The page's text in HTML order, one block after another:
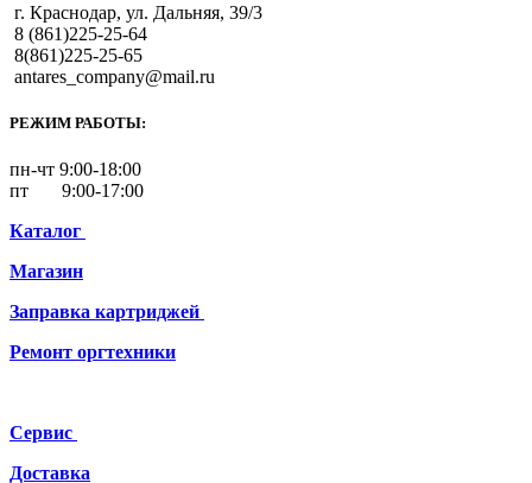
г. Краснодар, ул. Дальняя, 39/3
8 (861)225-25-64
8(861)225-25-65
antares_company@mail.ru
РЕЖИМ РАБОТЫ:
пн-чт 9:00-18:00
пт 9:00-17:00
Каталог
Магазин
Заправка картриджей
Ремонт оргтехники
Сервис
Доставка